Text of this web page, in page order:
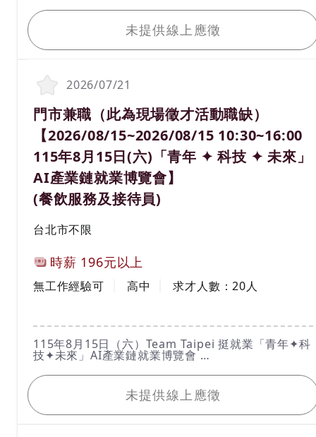
00（請於１５：３０前入場）
活動地點：圓山花博爭艷館（臺北市中山區玉門街1
洽詢電話：02-2338-0277
網查詢https://okwork.gov.taipei
1.咖啡及其他飲品調製。
2.製作簡易餐點/輕食。
3.結帳與收銀，整理現金收據。
4.維護工作環境。
5.咖啡豆及冲煮器具之專業介紹和銷售。
6.定期盤點飲料與食材。
我要應徵
未提供線上應徵
2026/07/21
職務名稱(職業類別)
門市兼職（此為現場徵才活動職缺）
【2026/08/15~2026/08/15 10:30~16:00
115年8月15日(六)「青年 ✦ 科技 ✦ 未來」
AI產業鏈就業博覽會】
(餐飲服務及接待員)
台北市不限
時薪 196元以上
工作經驗
無工作經驗可 高中 求才人數：20人
工作內容
115年8月15日（六）Team Taipei 挺就業「青年✦科
技✦未來」AI產業鏈就業博覽會
00（請於１５：３０前入場）
活動地點：圓山花博爭艷館（臺北市中山區玉門街1
洽詢電話：02-2338-0277
我要應徵
未提供線上應徵